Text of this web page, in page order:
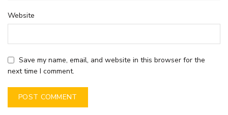
Website
Save my name, email, and website in this browser for the
next time I comment.